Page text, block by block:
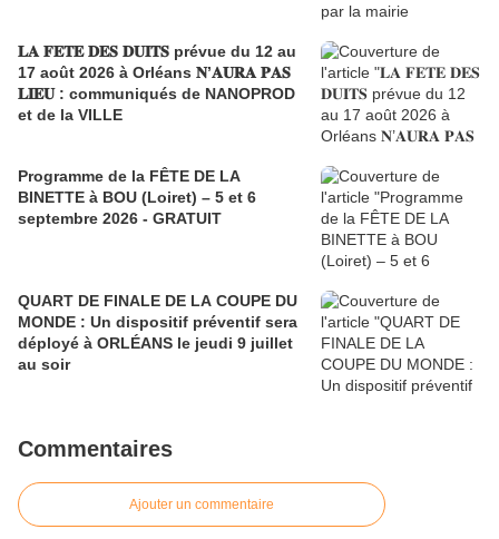
𝐋𝐀 𝐅𝐄𝐓𝐄 𝐃𝐄𝐒 𝐃𝐔𝐈𝐓𝐒 prévue du 12 au
17 août 2026 à Orléans 𝐍’𝐀𝐔𝐑𝐀 𝐏𝐀𝐒
𝐋𝐈𝐄𝐔 : communiqués de NANOPROD
et de la VILLE
Programme de la FÊTE DE LA
BINETTE à BOU (Loiret) – 5 et 6
septembre 2026 - GRATUIT
QUART DE FINALE DE LA COUPE DU
MONDE : Un dispositif préventif sera
déployé à ORLÉANS le jeudi 9 juillet
au soir
Commentaires
Ajouter un commentaire